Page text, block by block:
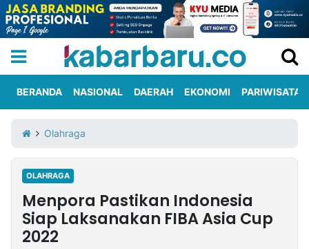
Iklan
Berita
Kami
Nasional
International
Olahraga
Entertainment
Daerah
Pariwisata
Kuliner
Kolom
BERANDA NASIONAL DAERAH EKONOMI PARIWISATA
Olahraga
OLAHRAGA
Menpora Pastikan Indonesia
Siap Laksanakan FIBA Asia Cup
2022